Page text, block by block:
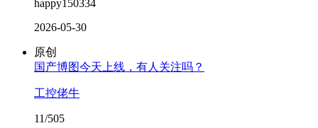
happy150334
2026-05-30
原创
国产博图今天上线，有人关注吗？
工控佬牛
11/505